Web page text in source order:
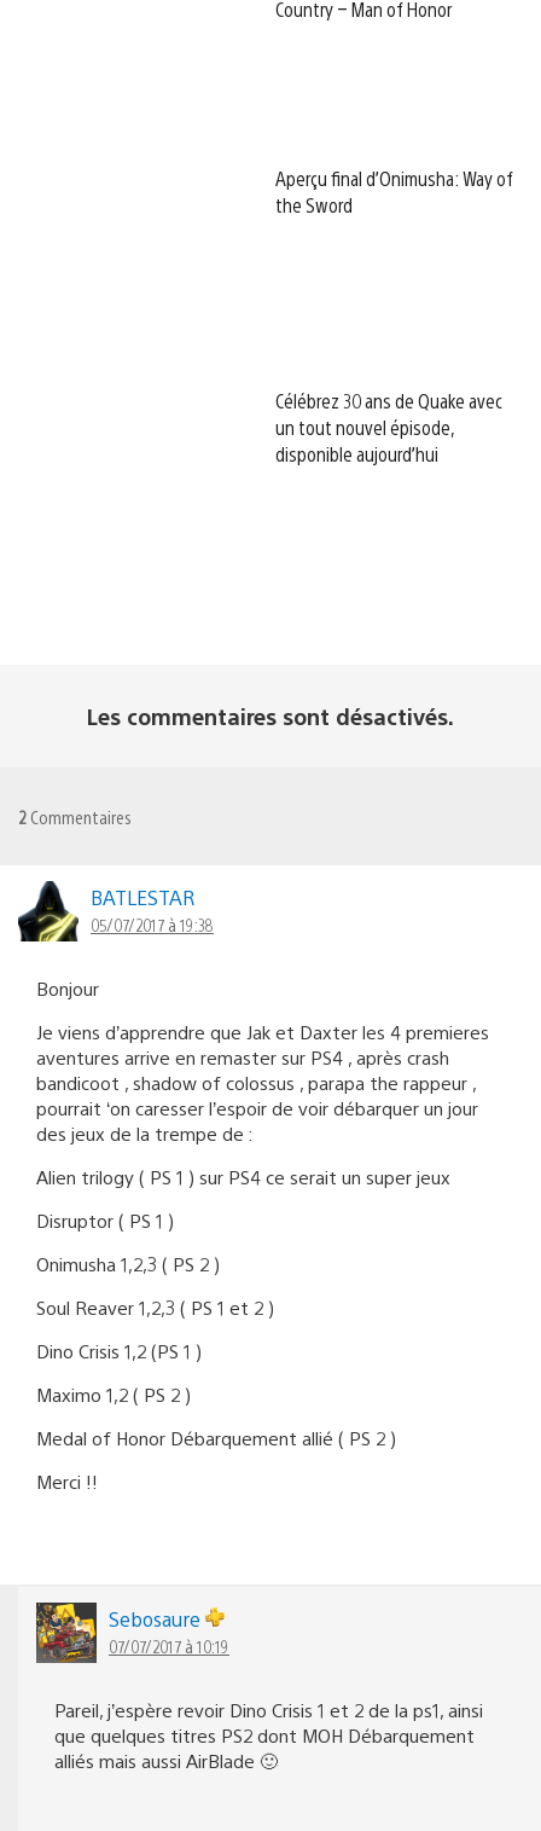
Country – Man of Honor
Aperçu final d’Onimusha: Way of
the Sword
Célébrez 30 ans de Quake avec
un tout nouvel épisode,
disponible aujourd’hui
Les commentaires sont désactivés.
2 Commentaires
BATLESTAR
05/07/2017 à 19:38
Bonjour
Je viens d’apprendre que Jak et Daxter les 4 premieres
aventures arrive en remaster sur PS4 , après crash
bandicoot , shadow of colossus , parapa the rappeur ,
pourrait ‘on caresser l’espoir de voir débarquer un jour
des jeux de la trempe de :
Alien trilogy ( PS 1 ) sur PS4 ce serait un super jeux
Disruptor ( PS 1 )
Onimusha 1,2,3 ( PS 2 )
Soul Reaver 1,2,3 ( PS 1 et 2 )
Dino Crisis 1,2 (PS 1 )
Maximo 1,2 ( PS 2 )
Medal of Honor Débarquement allié ( PS 2 )
Merci !!
Sebosaure
07/07/2017 à 10:19
Pareil, j’espère revoir Dino Crisis 1 et 2 de la ps1, ainsi
que quelques titres PS2 dont MOH Débarquement
alliés mais aussi AirBlade 🙂